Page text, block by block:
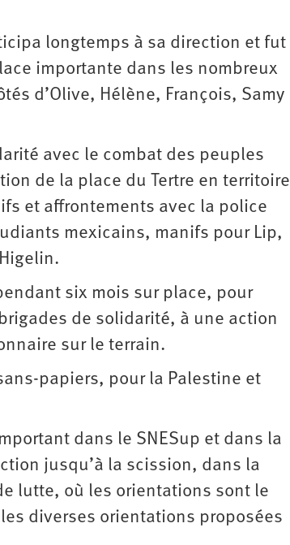
longtemps à sa direction et fut
importante dans les nombreux
d’Olive, Hélène, François, Samy
avec le combat des peuples
de la place du Tertre en territoire
et affrontements avec la police
mexicains, manifs pour Lip,
six mois sur place, pour
de solidarité, à une action
sur le terrain.
papiers, pour la Palestine et
dans le SNESup et dans la
jusqu’à la scission, dans la
lutte, où les orientations sont le
diverses orientations proposées